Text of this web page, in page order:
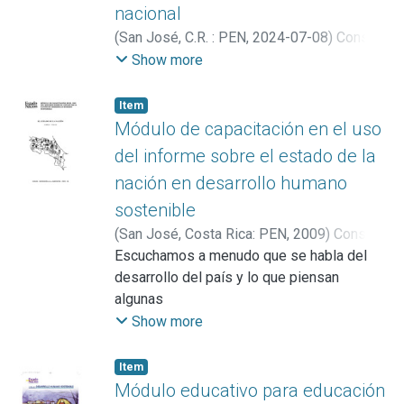
• Inconsistencia de partidos políticos
• Crecimiento urbano caótico
Este material puede ser usado en forma
colectiva, en grupos que compartan el
análisis y dialoguen sobre las mejores
opciones
para el desarrollo del país. Los ejercicios
Resumen
del Vigesimoprimer Informe Estado de la
Nación. El texto señala en qué momentos y
qué insumo de información se debe utilizar
en cada ejercicio, también plantea
preguntas
nacional
(San José, C.R. : PEN, 2024-07-08) Consejo
Nacional de Rectores (Costa Rica).
Matamoros, Guido
Show more
Item
Módulo de capacitación en el uso
del informe sobre el estado de la
nación en desarrollo humano
sostenible
(San José, Costa Rica: PEN, 2009) Consejo
Nacional de Rectores (Costa Rica).
Programa Estado de la Nación
Escuchamos a menudo que se habla del
desarrollo del país y lo que piensan
algunas
personas de las cosas que ayudan a que
Los
medios de comunicación mencionan
Show more
Item
Módulo educativo para educación